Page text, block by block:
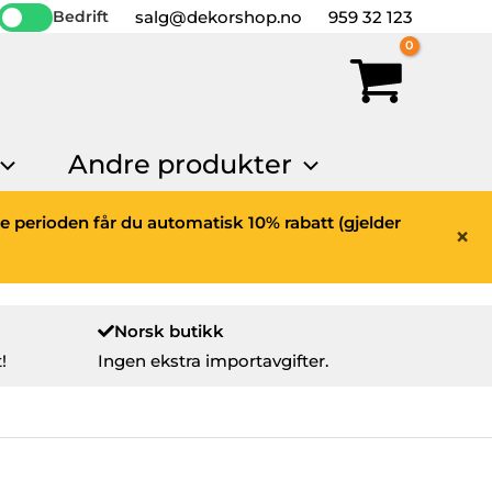
Bedrift salg@dekorshop.no 959 32 123
Andre produkter
×
perioden får du automatisk 10% rabatt (gjelder
Norsk butikk
Ingen ekstra importavgifter.